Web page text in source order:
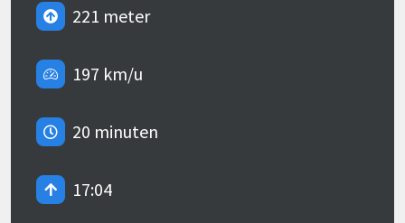
221 meter
197 km/u
20 minuten
17:04